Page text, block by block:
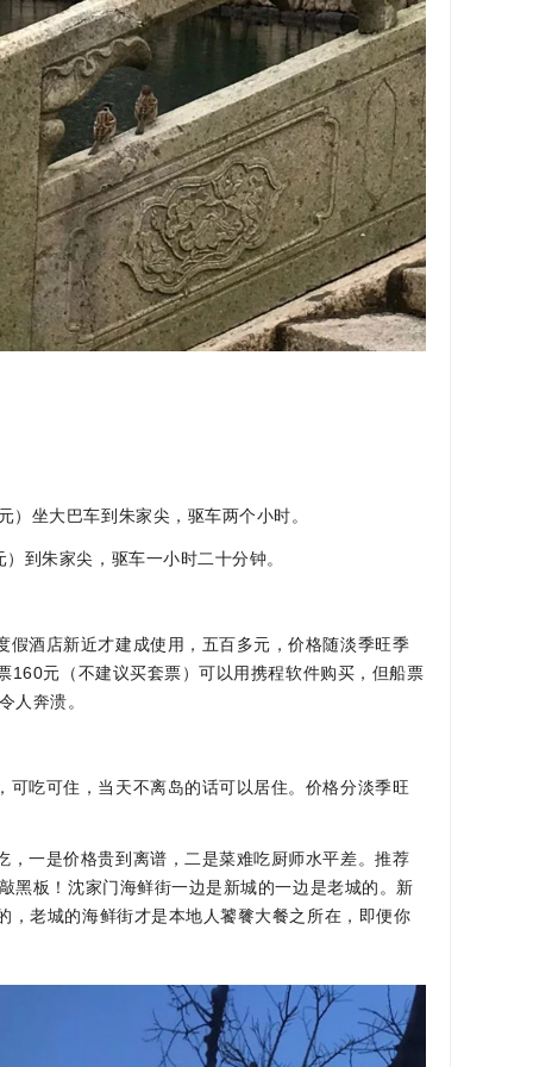
坐大巴车到朱家尖，驱车两个小时。
到朱家尖，驱车一小时二十分钟。
假酒店新近才建成使用，五百多元，价格随淡季旺季
160元（不建议买套票）可以用携程软件购买，但船票
人奔溃。
可吃可住，当天不离岛的话可以居住。价格分淡季旺
，一是价格贵到离谱，二是菜难吃厨师水平差。推荐
黑板！沈家门海鲜街一边是新城的一边是老城的。新
，老城的海鲜街才是本地人饕餮大餐之所在，即便你